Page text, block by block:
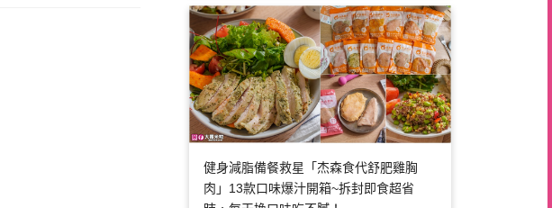
健身減脂備餐救星「杰森食代舒肥雞胸
肉」13款口味爆汁開箱~拆封即食超省